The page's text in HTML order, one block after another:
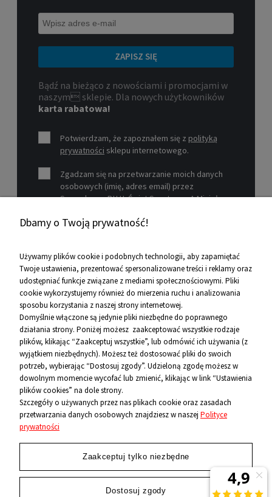
ZAPISZ SIĘ
Bądź na bieżąco z nowościami i promocjami w
naszym sklepie. Dla nowych użytkowników
karta rabatowa!
Potwierdzam, że zapoznałem się z polityką
prywatności sklepu internetowego.
Zgadzam się na przetwarzanie moich danych
osobowych (imię, adres email) przez
Sprzedawcę P.H.U. Świat Sportu s.c. A.Mizioł,
19-26-977 w celu marketingowym.
Pomoc
Informacje
O firmie
Kontakt
12 656 10 26
881 500 460
ul. Rejtana 12, 30-510 Kraków
Dbamy o Twoją prywatność!
Używamy plików cookie i podobnych technologii, aby zapamiętać
Twoje ustawienia, prezentować spersonalizowane treści i reklamy oraz
udostępniać funkcje związane z mediami społecznościowymi. Pliki
cookie wykorzystujemy również do mierzenia ruchu i analizowania
sposobu korzystania z naszej strony internetowej.
Domyślnie włączone są jedynie pliki niezbędne do poprawnego
działania strony. Poniżej możesz zaakceptować wszystkie rodzaje
plików, klikając “Zaakceptuj wszystkie”, lub odmówić ich używania (z
wyjątkiem niezbędnych). Możesz też dostosować pliki do swoich
potrzeb, wybierając “Dostosuj zgody”. Udzieloną zgodę możesz w
dowolnym momencie wycofać lub zmienić, klikając w link “Ustawienia
plików cookies” na dole strony.
Szczegóły o używanych przez nas plikach cookie oraz zasadach
przetwarzania danych osobowych znajdziesz w naszej Polityce
prywatności
Zaakceptuj tylko niezbędne
Dostosuj zgody